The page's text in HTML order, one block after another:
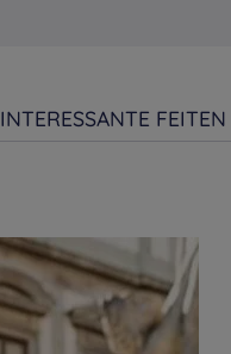
INTERESSANTE FEITEN